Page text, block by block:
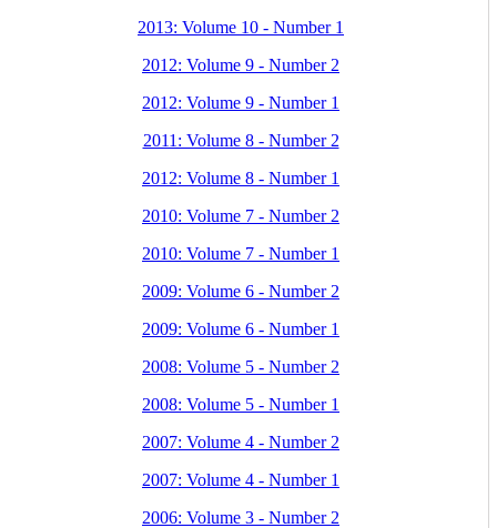
2013: Volume 10 - Number 1
2012: Volume 9 - Number 2
2012: Volume 9 - Number 1
2011: Volume 8 - Number 2
2012: Volume 8 - Number 1
2010: Volume 7 - Number 2
2010: Volume 7 - Number 1
2009: Volume 6 - Number 2
2009: Volume 6 - Number 1
2008: Volume 5 - Number 2
2008: Volume 5 - Number 1
2007: Volume 4 - Number 2
2007: Volume 4 - Number 1
2006: Volume 3 - Number 2